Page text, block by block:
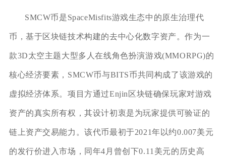
SMCW币是SpaceMisfits游戏生态中的原生治理代
币，基于区块链技术构建的去中心化数字资产。作为一
款3D太空主题大型多人在线角色扮演游戏(MMORPG)的
核心经济要素，SMCW币与BITS币共同构成了该游戏的
虚拟经济体系。项目方通过Enjin区块链确保玩家对游戏
资产的真实所有权，其设计初衷是为玩家提供可验证的
链上资产交易能力。该代币最初于2021年以约0.007美元
的发行价进入市场，同年4月曾创下0.11美元的历史高